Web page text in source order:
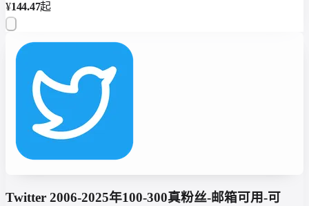
¥144.47起
Twitter 2006-2025年100-300真粉丝-邮箱可用-可